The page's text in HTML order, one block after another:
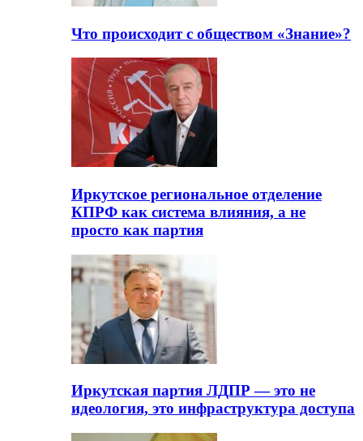
Что происходит с обществом «Знание»?
Иркутское региональное отделение
КПРФ как система влияния, а не
просто как партия
Иркутская партия ЛДПР — это не
идеология, это инфраструктура доступа